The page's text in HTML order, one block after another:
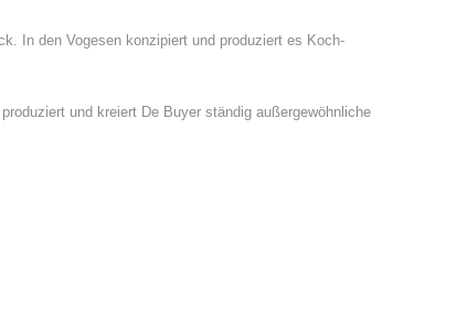
In den Vogesen konzipiert und produziert es Koch-
und kreiert De Buyer ständig außergewöhnliche